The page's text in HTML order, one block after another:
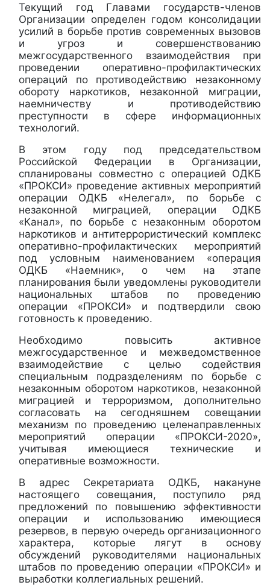
Текущий год Главами государств-членов
Организации определен годом консолидации
усилий в борьбе против современных вызовов
и угроз и совершенствованию
межгосударственного взаимодействия при
проведении оперативно-профилактических
операций по противодействию незаконному
обороту наркотиков, незаконной миграции,
наемничеству и противодействию
преступности в сфере информационных
технологий.
В этом году под председательством
Российской Федерации в Организации,
спланированы совместно с операцией ОДКБ
«ПРОКСИ» проведение активных мероприятий
операции ОДКБ «Нелегал», по борьбе с
незаконной миграцией, операции ОДКБ
«Канал», по борьбе с незаконным оборотом
наркотиков и антитеррористический комплекс
оперативно-профилактических мероприятий
под условным наименованием «операция
ОДКБ «Наемник», о чем на этапе
планирования были уведомлены руководители
национальных штабов по проведению
операции «ПРОКСИ» и подтвердили свою
готовность к проведению.
Необходимо повысить активное
межгосударственное и межведомственное
взаимодействие с целью содействия
специальным подразделениям по борьбе с
незаконным оборотом наркотиков, незаконной
миграцией и терроризмом, дополнительно
согласовать на сегодняшнем совещании
механизм по проведению целенаправленных
мероприятий операции «ПРОКСИ-2020»,
учитывая имеющиеся технические и
оперативные возможности.
В адрес Секретариата ОДКБ, накануне
настоящего совещания, поступило ряд
предложений по повышению эффективности
операции и использованию имеющиеся
резервов, в первую очередь организационного
характера, которые лягут в основу
обсуждений руководителями национальных
штабов по проведению операции «ПРОКСИ» и
выработки коллегиальных решений.